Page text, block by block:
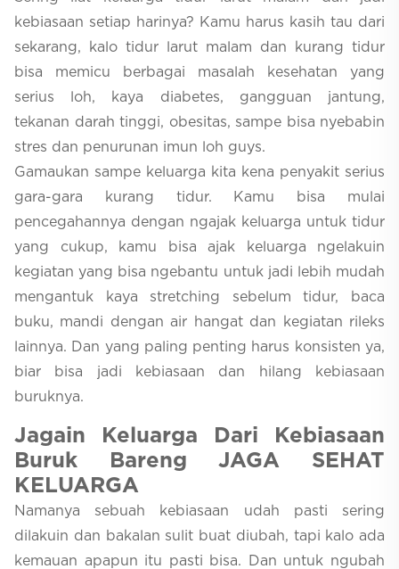
kebiasaan setiap harinya? Kamu harus kasih tau dari
sekarang, kalo tidur larut malam dan kurang tidur
bisa memicu berbagai masalah kesehatan yang
serius loh, kaya diabetes, gangguan jantung,
tekanan darah tinggi, obesitas, sampe bisa nyebabin
stres dan penurunan imun loh guys.
Gamaukan sampe keluarga kita kena penyakit serius
gara-gara kurang tidur. Kamu bisa mulai
pencegahannya dengan ngajak keluarga untuk tidur
yang cukup, kamu bisa ajak keluarga ngelakuin
kegiatan yang bisa ngebantu untuk jadi lebih mudah
mengantuk kaya stretching sebelum tidur, baca
buku, mandi dengan air hangat dan kegiatan rileks
lainnya. Dan yang paling penting harus konsisten ya,
biar bisa jadi kebiasaan dan hilang kebiasaan
buruknya.
Jagain Keluarga Dari Kebiasaan
Buruk Bareng JAGA SEHAT
KELUARGA
Namanya sebuah kebiasaan udah pasti sering
dilakuin dan bakalan sulit buat diubah, tapi kalo ada
kemauan apapun itu pasti bisa. Dan untuk ngubah